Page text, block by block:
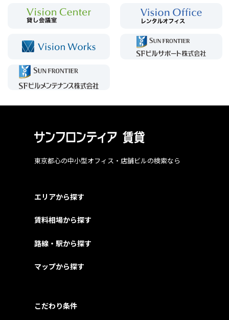
東京都心の中小型オフィス・店舗ビルの検索なら
エリアから探す
賃料相場から探す
路線・駅から探す
マップから探す
こだわり条件